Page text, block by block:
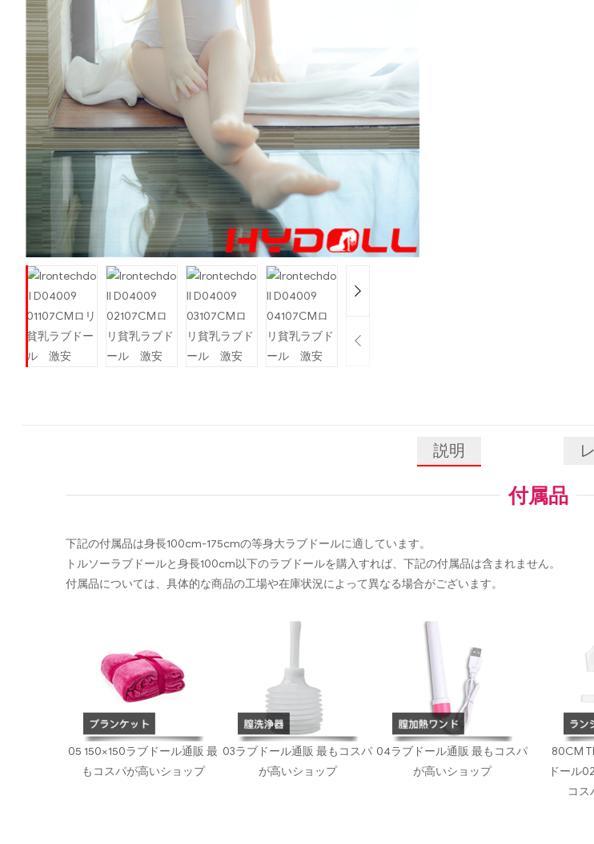
説明
付属品
下記の付属品は身長100cm-175cmの等身大ラブドールに適しています。
トルソーラブドールと身長100cm以下のラブドールを購入すれば、下記の付属品は含まれません。
付属品については、具体的な商品の工場や在庫状況によって異なる場合がございます。
05 150×150ラブドール通販 最
もコスパが高いショップ
03ラブドール通販 最もコスパ
が高いショップ
04ラブドール通販 最もコスパ
が高いショップ
80CM
ドール
コス